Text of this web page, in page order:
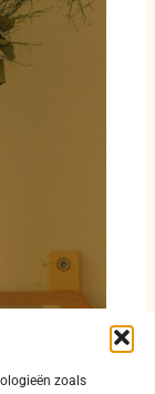
zoals
invloed